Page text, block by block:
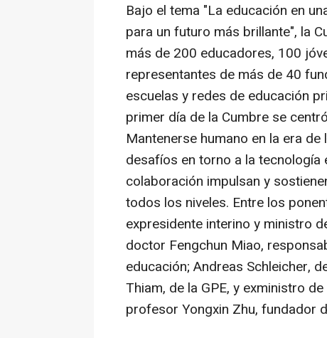
Bajo el tema "La educación en
para un futuro más brillante", la
más de 200 educadores, 100
representantes de más de 40
escuelas y redes de educación
primer día de la Cumbre se
Mantenerse humano en la era
desafíos en torno a la tecnología
colaboración impulsan y
todos los niveles. Entre los
expresidente interino y ministro
doctor Fengchun Miao,
educación; Andreas Schleicher,
Thiam, de la GPE, y exministro
profesor Yongxin Zhu, fundador